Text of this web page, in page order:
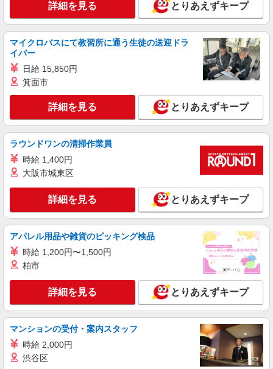
詳細を見る とりあえずキープ
マイクロバスにて教習所に通う生徒の送迎ドラ
イバー
日給 15,850円
箕面市
詳細を見る とりあえずキープ
ラウンドワンの清掃作業員
時給 1,400円
大阪市城東区
詳細を見る とりあえずキープ
アパレル用品や雑貨のピッキング検品
時給 1,200円〜1,500円
柏市
詳細を見る とりあえずキープ
マンションの受付・案内スタッフ
時給 2,000円
渋谷区